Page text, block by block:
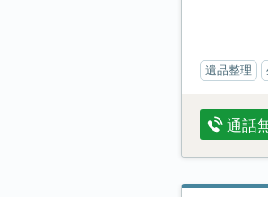
遺品整理
通話